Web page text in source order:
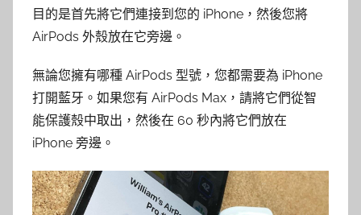
目的是首先將它們連接到您的 iPhone，然後您將
AirPods 外殼放在它旁邊。
無論您擁有哪種 AirPods 型號，您都需要為 iPhone
打開藍牙。如果您有 AirPods Max，請將它們從智
能保護殼中取出，然後在 60 秒內將它們放在
iPhone 旁邊。